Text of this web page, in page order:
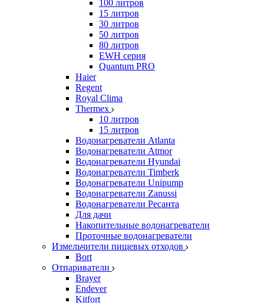
100 литров
15 литров
30 литров
50 литров
80 литров
EWH серия
Quantum PRO
Haier
Regent
Royal Clima
Thermex
10 литров
15 литров
Водонагреватели Atlanta
Водонагреватели Atmor
Водонагреватели Hyundai
Водонагреватели Timberk
Водонагреватели Unipump
Водонагреватели Zanussi
Водонагреватели Ресанта
Для дачи
Накопительные водонагреватели
Проточные водонагреватели
Измельчители пищевых отходов
Bort
Отпариватели
Brayer
Endever
Kitfort